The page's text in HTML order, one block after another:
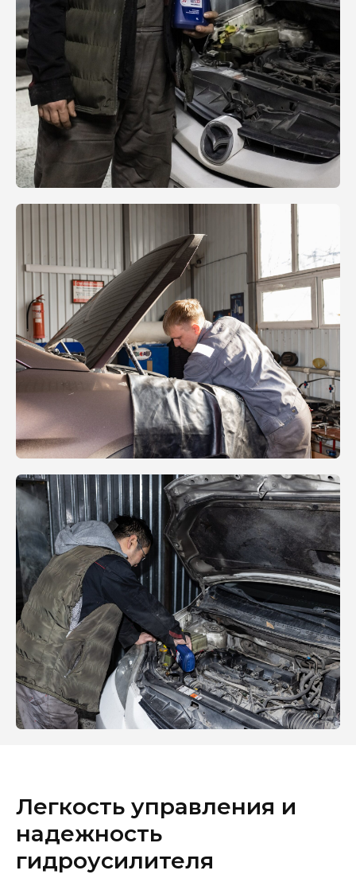
Легкость управления и
надежность
гидроусилителя
Вы звоните в наш автосервис
Сообщаете данные авто и проблему,
наши специалисты вас подробно
проконсультируют
Записываетесь на удобное для вас
По приезду, мастер проводит
Подбираются необходимые
запчасти, согласуются цены
По окончанию ремонта и проверке
результата, оплачиваете
выполненные работы получая на
руки все необходимые документы
Ваш автомобиль отремонтирован и
готов к работе
Способы оплаты
Наличный расчёт
Банковская карта
Безналичный рассчет